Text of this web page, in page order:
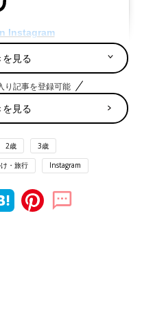
Instagram
ェアした投稿-
を見る
り記事を登録可能
見る
2歳 3歳
・旅行 Instagram